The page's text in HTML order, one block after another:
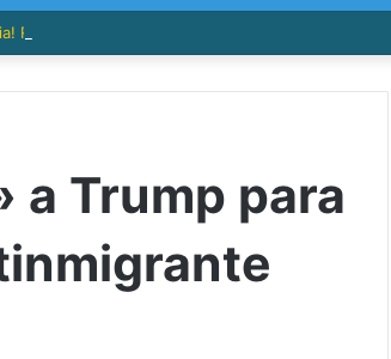
Radhames Tavarez y la Hazaña Dorada de la
a Trump para